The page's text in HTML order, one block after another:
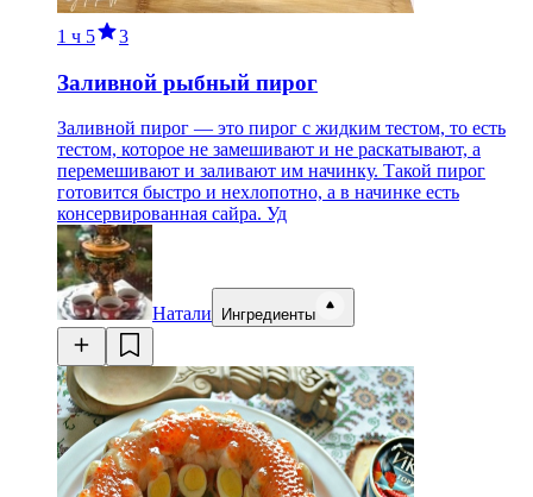
1 ч 5 3
Заливной рыбный пирог
Заливной пирог — это пирог с жидким тестом, то есть
тестом, которое не замешивают и не раскатывают, а
перемешивают и заливают им начинку. Такой пирог
готовится быстро и нехлопотно, а в начинке есть
консервированная сайра. Уд
Натали Ингредиенты